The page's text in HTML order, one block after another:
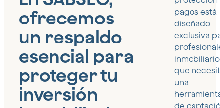
ofrecemos
un respaldo
esencial para
proteger tu
inversión
pagos está
diseñado
exclusiva
que
una
de